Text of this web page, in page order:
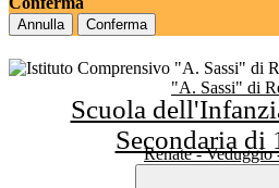
Annulla Conferma
"A. Sassi" di
Scuola
Secondaria di
Renate -